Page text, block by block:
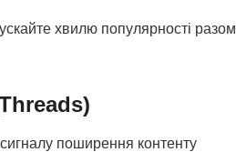
хвилю популярності разом
поширення контенту